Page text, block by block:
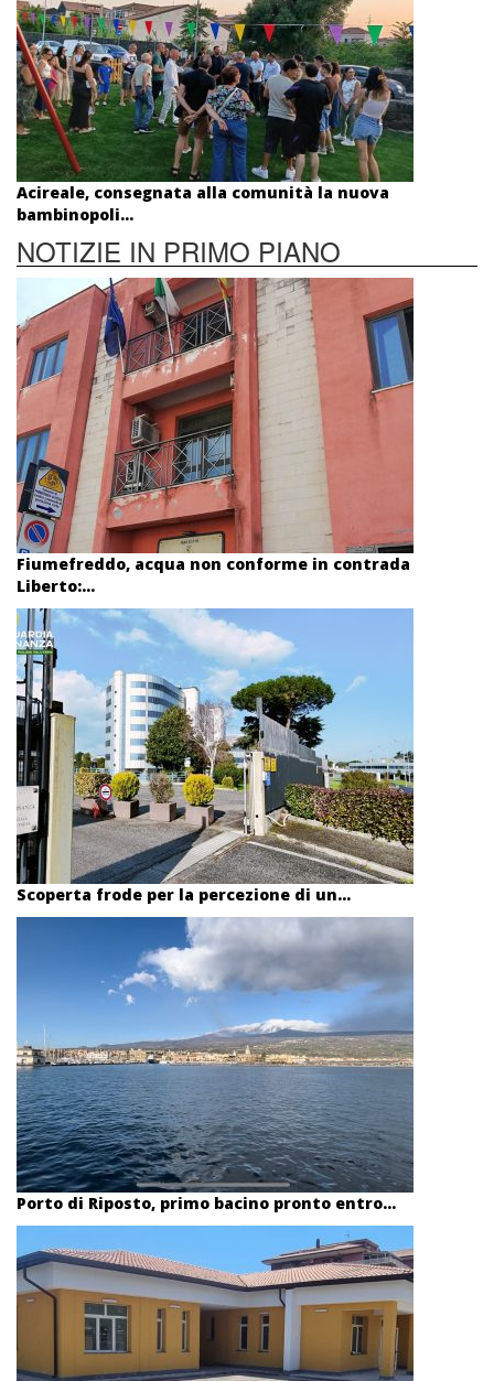
Acireale, consegnata alla comunità la nuova
bambinopoli...
NOTIZIE IN PRIMO PIANO
Fiumefreddo, acqua non conforme in contrada
Liberto:...
Scoperta frode per la percezione di un...
Porto di Riposto, primo bacino pronto entro...